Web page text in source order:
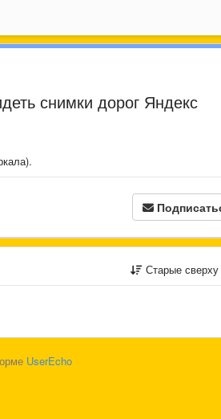
снимки дорог Яндекс
Старые сверху
UserEcho